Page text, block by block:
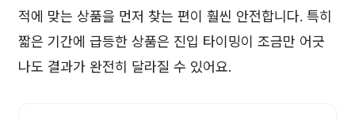
적에 맞는 상품을 먼저 찾는 편이 훨씬 안전합니다. 특히
짧은 기간에 급등한 상품은 진입 타이밍이 조금만 어긋
나도 결과가 완전히 달라질 수 있어요.